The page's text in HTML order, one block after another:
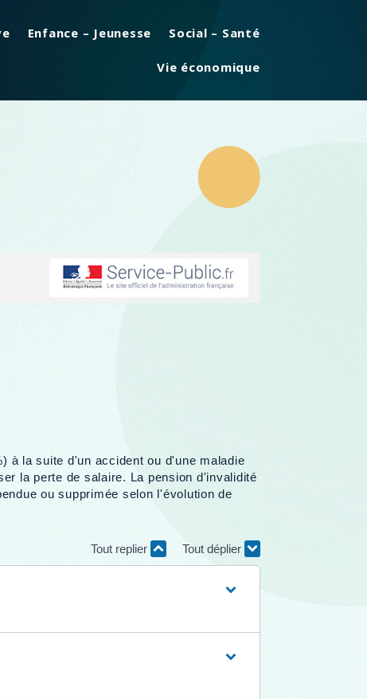
Enfance – Jeunesse Social – Santé
Vie économique
à la suite d'un accident ou d'une maladie
la perte de salaire. La pension d'invalidité
ou supprimée selon l'évolution de
Tout replier Tout déplier